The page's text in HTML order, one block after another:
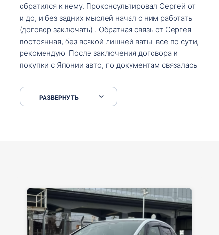
обратился к нему. Проконсультировал Сергей от
и до, и без задних мыслей начал с ним работать
(договор заключать) . Обратная связь от Сергея
постоянная, без всякой лишней ваты, все по сути,
рекомендую. После заключения договора и
покупки с Японии авто, по документам связалась
что заполнить, куда зайти, образцы и т.д. После
приехал за авто. Меня тепло встретили Сергей с
РАЗВЕРНУТЬ